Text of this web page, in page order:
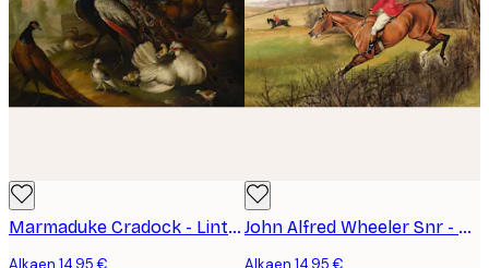
Marmaduke Cradock - Lintujen Kokoontuminen Juliste John Alfred Wheeler Snr - Ketunmetsästys Juliste